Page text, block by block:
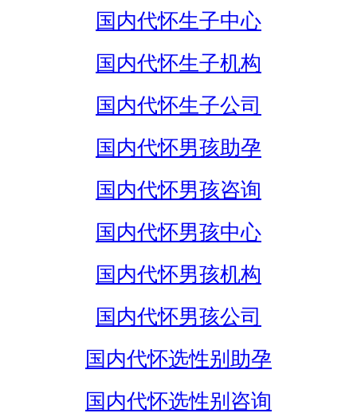
国内代怀生子中心
国内代怀生子机构
国内代怀生子公司
国内代怀男孩助孕
国内代怀男孩咨询
国内代怀男孩中心
国内代怀男孩机构
国内代怀男孩公司
国内代怀选性别助孕
国内代怀选性别咨询